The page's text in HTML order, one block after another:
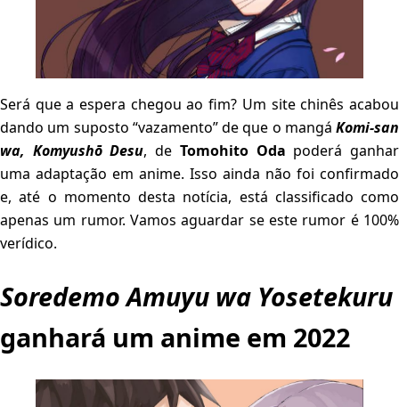
Será que a espera chegou ao fim? Um site chinês acabou
dando um suposto “vazamento” de que o mangá Komi-san
wa, Komyushō Desu, de Tomohito Oda poderá ganhar
uma adaptação em anime. Isso ainda não foi confirmado
e, até o momento desta notícia, está classificado como
apenas um rumor. Vamos aguardar se este rumor é 100%
verídico.
Soredemo Amuyu wa Yosetekuru
ganhará um anime em 2022